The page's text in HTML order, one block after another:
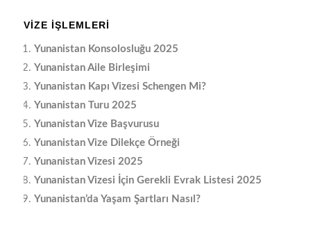
VIZE İŞLEMLERI
Yunanistan Konsolosluğu 2025
Yunanistan Aile Birleşimi
Yunanistan Kapı Vizesi Schengen Mi?
Yunanistan Turu 2025
Yunanistan Vize Başvurusu
Yunanistan Vize Dilekçe Örneği
Yunanistan Vizesi 2025
Yunanistan Vizesi İçin Gerekli Evrak Listesi 2025
Yunanistan’da Yaşam Şartları Nasıl?